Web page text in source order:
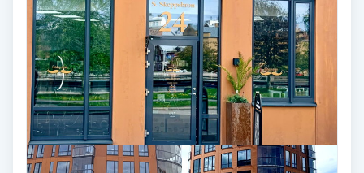
Gellack
Gellack med förstärkning
Gravidmassage
Gravidyoga